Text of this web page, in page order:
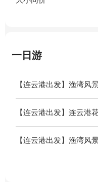
一日游
【连云港出发】渔湾风
【连云港出发】连云港
【连云港出发】渔湾风